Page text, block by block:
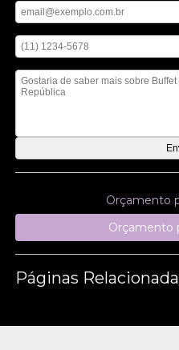
Orçamento
Orçamento
Páginas